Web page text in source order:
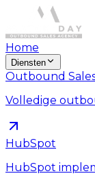
Home
Diensten
Outbound
Volledige
HubSpot
HubSpot